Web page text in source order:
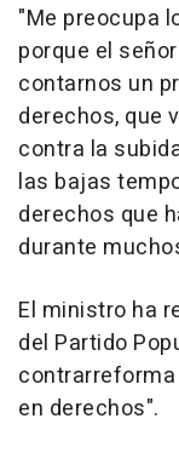
"Me preocupa
porque el
contarnos un
derechos, que
contra la
las bajas
derechos que
durante
El ministro ha
del Partido
en derechos".